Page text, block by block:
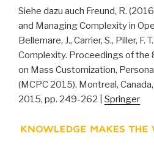
Siehe dazu auch Freund, R.
and Managing Complexity in
Bellemare, J., Carrier, S., Piller, F.
Complexity. Proceedings of the
on Mass Customization,
(MCPC 2015), Montreal,
2015, pp. 249-262 | Springer